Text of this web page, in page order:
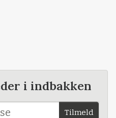
i indbakken
Tilmeld